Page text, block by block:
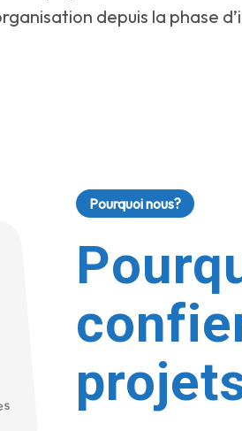
depuis la phase
Pourquoi nous?